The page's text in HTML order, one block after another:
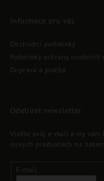
Informace pro vás
Obchodní podmínky
Podmínky ochrany osobních
Doprava a platba
Odebírat newsletter
Vložte svůj e-mail a my vám
nových produktech na
E-mail